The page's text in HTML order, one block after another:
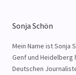
Sonja Schön
Mein Name ist Sonja
Genf und
Deutschen